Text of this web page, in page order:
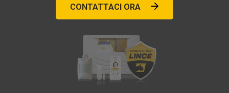
CONTATTACI ORA